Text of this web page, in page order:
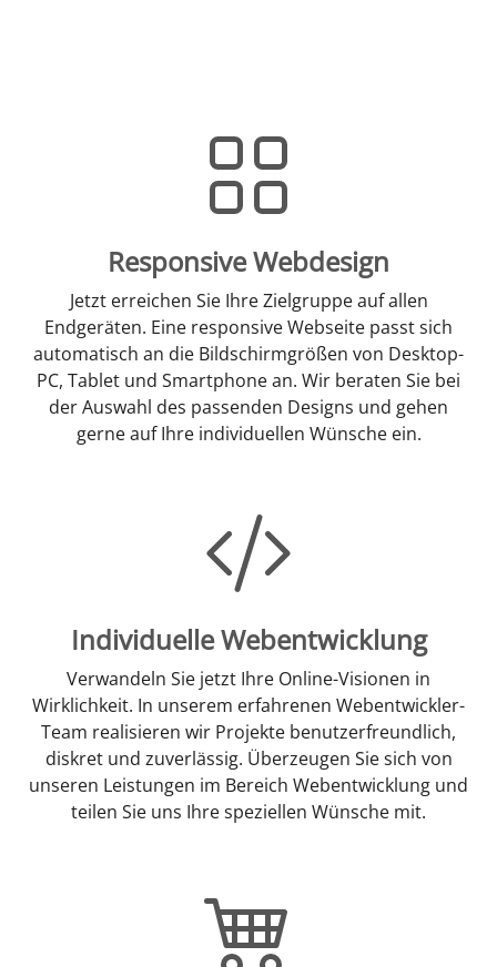
Responsive Webdesign
Jetzt erreichen Sie Ihre Zielgruppe auf allen
Endgeräten. Eine responsive Webseite passt sich
automatisch an die Bildschirmgrößen von Desktop-
PC, Tablet und Smartphone an. Wir beraten Sie bei
der Auswahl des passenden Designs und gehen
gerne auf Ihre individuellen Wünsche ein.
Individuelle Webentwicklung
Verwandeln Sie jetzt Ihre Online-Visionen in
Wirklichkeit. In unserem erfahrenen Webentwickler-
Team realisieren wir Projekte benutzerfreundlich,
diskret und zuverlässig. Überzeugen Sie sich von
unseren Leistungen im Bereich Webentwicklung und
teilen Sie uns Ihre speziellen Wünsche mit.